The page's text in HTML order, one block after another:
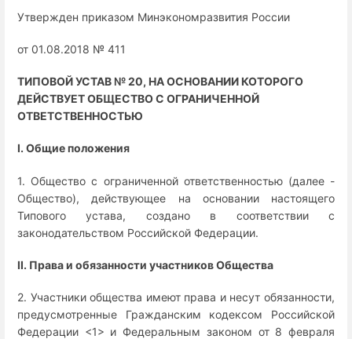
Утвержден приказом Минэкономразвития России
от 01.08.2018 № 411
ТИПОВОЙ УСТАВ № 20, НА ОСНОВАНИИ КОТОРОГО
ДЕЙСТВУЕТ ОБЩЕСТВО С ОГРАНИЧЕННОЙ
ОТВЕТСТВЕННОСТЬЮ
I. Общие положения
1. Общество с ограниченной ответственностью (далее -
Общество), действующее на основании настоящего
Типового устава, создано в соответствии с
законодательством Российской Федерации.
II. Права и обязанности участников Общества
2. Участники общества имеют права и несут обязанности,
предусмотренные Гражданским кодексом Российской
Федерации <1> и Федеральным законом от 8 февраля